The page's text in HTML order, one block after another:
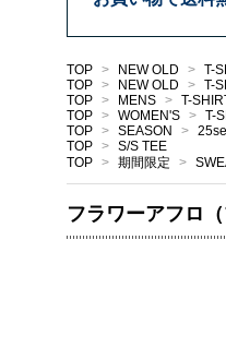
TOP > NEW OLD > T-
TOP > NEW OLD > T-
TOP > MENS > T-
TOP > WOMEN'S > T-
TOP > SEASON >
TOP > S/S TEE
TOP > 期間限定 >
フラワーアフロ